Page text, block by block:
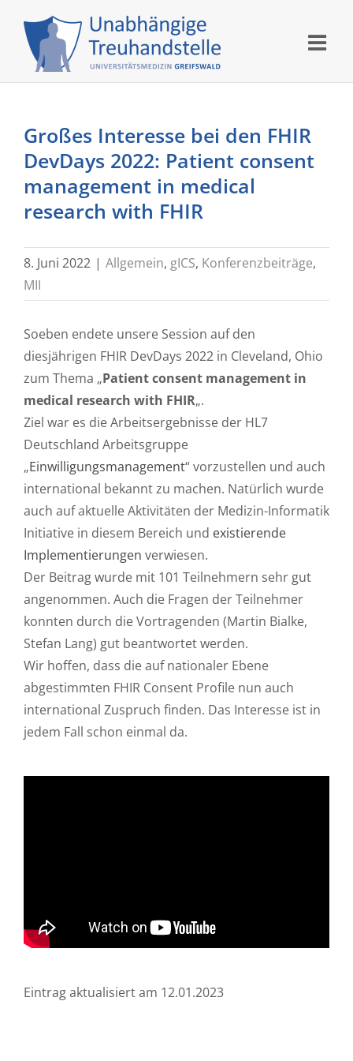
content
Großes Interesse bei den FHIR
DevDays 2022: Patient consent
management in medical
research with FHIR
8. Juni 2022 | Allgemein, gICS, Konferenzbeiträge,
MII
Soeben endete unsere Session auf den
diesjährigen FHIR DevDays 2022 in Cleveland, Ohio
zum Thema „Patient consent management in
medical research with FHIR„.
Ziel war es die Arbeitsergebnisse der HL7
Deutschland Arbeitsgruppe
„Einwilligungsmanagement“ vorzustellen und auch
international bekannt zu machen. Natürlich wurde
auch auf aktuelle Aktivitäten der Medizin-Informatik
Initiative in diesem Bereich und existierende
Implementierungen verwiesen.
Der Beitrag wurde mit 101 Teilnehmern sehr gut
angenommen. Auch die Fragen der Teilnehmer
konnten durch die Vortragenden (Martin Bialke,
Stefan Lang) gut beantwortet werden.
Wir hoffen, dass die auf nationaler Ebene
abgestimmten FHIR Consent Profile nun auch
international Zuspruch finden. Das Interesse ist in
jedem Fall schon einmal da.
Eintrag aktualisiert am 12.01.2023